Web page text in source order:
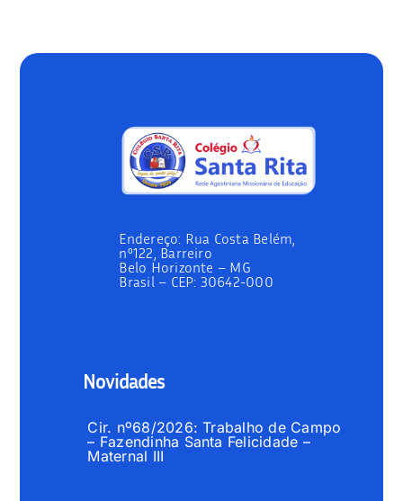
Endereço: Rua Costa Belém,
nº122, Barreiro
Belo Horizonte – MG
Brasil – CEP: 30642-000
Novidades
Cir. nº68/2026: Trabalho de Campo
– Fazendinha Santa Felicidade –
Maternal III